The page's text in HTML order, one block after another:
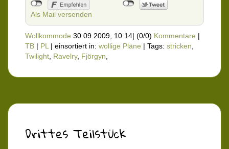
Als Mail versenden
Wollkommode 30.09.2009, 10.14| (0/0) Kommentare |
TB | PL| einsortiert in: wollige Pläne | Tags: stricken,
Twilight, Ravelry, Fjörgyn,
Drittes Teilstück